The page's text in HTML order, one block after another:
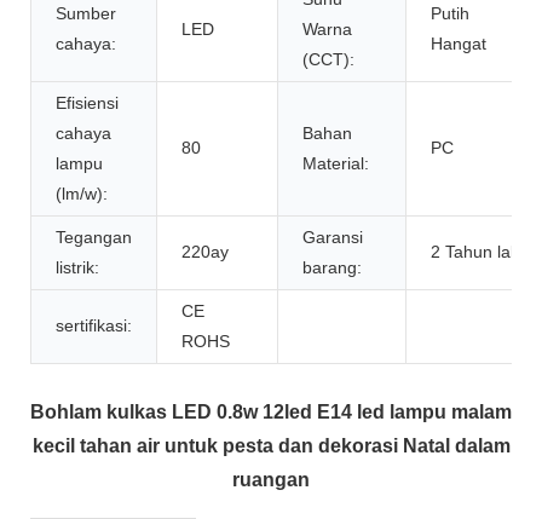
Sumber
cahaya:
LED
Warna
(CCT):
Putih
Hangat
Efisiensi
cahaya
lampu
(lm/w):
80
Bahan
Material:
PC
Tegangan
listrik:
220ay
Garansi
barang:
2 Tahun lalu
sertifikasi:
CE
ROHS
Bohlam kulkas LED 0.8w 12led E14 led lampu malam
kecil tahan air untuk pesta dan dekorasi Natal dalam
ruangan